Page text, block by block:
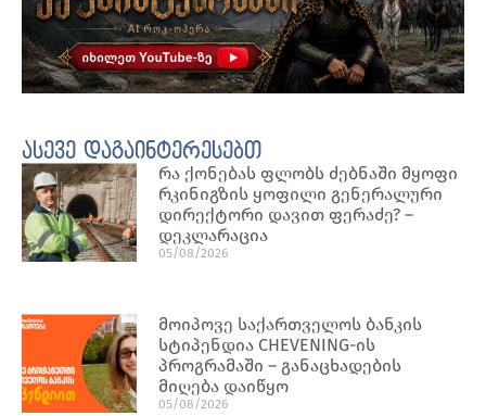
ასევე დაგაინტერესებთ
რა ქონებას ფლობს ძებნაში მყოფი
რკინიგზის ყოფილი გენერალური
დირექტორი დავით ფერაძე? –
დეკლარაცია
05/08/2026
მოიპოვე საქართველოს ბანკის
სტიპენდია CHEVENING-ის
პროგრამაში – განაცხადების
მიღება დაიწყო
05/08/2026